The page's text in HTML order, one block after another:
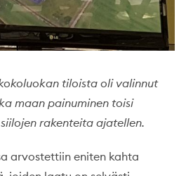
tiloista oli valinnut
maan painuminen toisi
rakenteita ajatellen.
arvostettiin eniten kahta